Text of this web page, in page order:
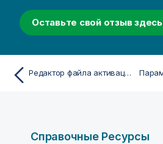
Оставьте свой отзыв здесь
Редактор файла активации лицензии
Справочные Ресурсы